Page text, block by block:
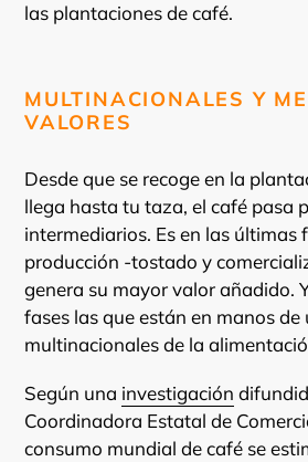
las plantaciones de café.
MULTINACIONALES Y
VALORES
Desde que se recoge en la
llega hasta tu taza, el café pasa
intermediarios. Es en las últimas
producción -tostado y
genera su mayor valor añadido.
fases las que están en manos de
multinacionales de la
Según una investigación
Coordinadora Estatal de
consumo mundial de café se